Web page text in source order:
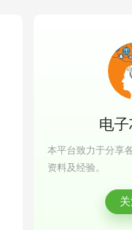
电
本平台致力于分享
资料及经验。